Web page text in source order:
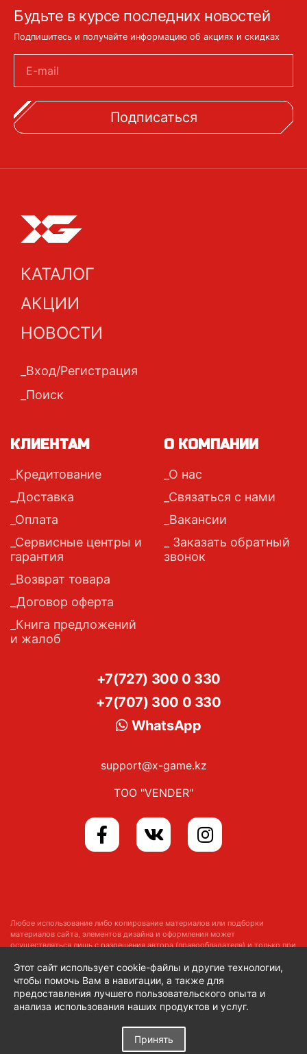
Будьте в курсе последних новостей
Подпишитесь и получайте информацию об акциях и скидках
E-mail
Подписаться
КАТАЛОГ
АКЦИИ
НОВОСТИ
Вход/Регистрация
Поиск
КЛИЕНТАМ
Кредитование
Доставка
Оплата
Сервисные центры и
гарантия
Возврат товара
Договор оферта
Книга предложений
и жалоб
О КОМПАНИИ
О нас
Связаться с нами
Вакансии
Заказать обратный
звонок
+7(727) 300 0 330
+7(707) 300 0 330
WhatsApp
support@x-game.kz
ТОО "VENDER"
Любое использование либо копирование материалов или подборки
материалов сайта, элементов дизайна и оформления может
осуществляться лишь с разрешения автора (правообладателя) и только при
Copyright © 2014–2026 x-game.kz
Все права защищены
Этот сайт использует cookie-файлы и другие технологии,
чтобы помочь Вам в навигации, а также для
предоставления лучшего пользовательского опыта и
анализа использования наших продуктов и услуг.
Принять